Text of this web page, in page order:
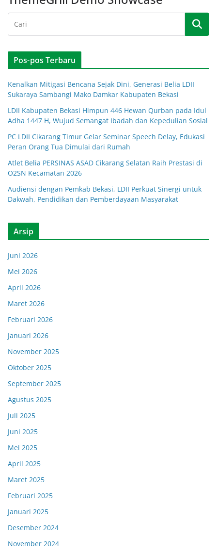
Pos-pos Terbaru
Kenalkan Mitigasi Bencana Sejak Dini, Generasi Belia LDII
Sukaraya Sambangi Mako Damkar Kabupaten Bekasi
LDII Kabupaten Bekasi Himpun 446 Hewan Qurban pada Idul
Adha 1447 H, Wujud Semangat Ibadah dan Kepedulian Sosial
PC LDII Cikarang Timur Gelar Seminar Speech Delay, Edukasi
Peran Orang Tua Dimulai dari Rumah
Atlet Belia PERSINAS ASAD Cikarang Selatan Raih Prestasi di
O2SN Kecamatan 2026
Audiensi dengan Pemkab Bekasi, LDII Perkuat Sinergi untuk
Dakwah, Pendidikan dan Pemberdayaan Masyarakat
Arsip
Juni 2026
Mei 2026
April 2026
Maret 2026
Februari 2026
Januari 2026
November 2025
Oktober 2025
September 2025
Agustus 2025
Juli 2025
Juni 2025
Mei 2025
April 2025
Maret 2025
Februari 2025
Januari 2025
Desember 2024
November 2024